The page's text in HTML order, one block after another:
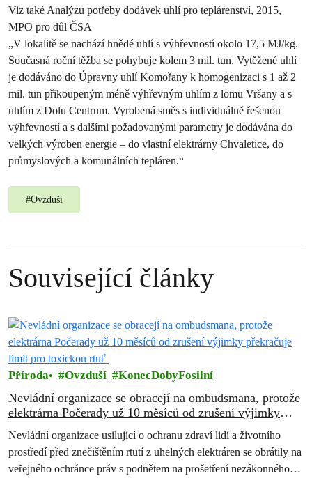
Viz také Analýzu potřeby dodávek uhlí pro teplárenství, 2015,
MPO pro důl ČSA
„V lokalitě se nachází hnědé uhlí s výhřevností okolo 17,5 MJ/kg.
Současná roční těžba se pohybuje kolem 3 mil. tun. Vytěžené uhlí
je dodáváno do Úpravny uhlí Komořany k homogenizaci s 1 až 2
mil. tun přikoupeným méně výhřevným uhlím z lomu Vršany a s
uhlím z Dolu Centrum. Vyrobená směs s individuálně řešenou
výhřevností a s dalšími požadovanými parametry je dodávána do
velkých výroben energie – do vlastní elektrárny Chvaletice, do
průmyslových a komunálních tepláren.“
#Ovzduší
Související články
Příroda Ovzduší KonecDobyFosilní
Nevládní organizace se obracejí na ombudsmana, protože
elektrárna Počerady už 10 měsíců od zrušení výjimky
překračuje limit pro toxickou rtuť
Nevládní organizace usilující o ochranu zdraví lidí a životního
prostředí před znečištěním rtutí z uhelných elektráren se obrátily na
veřejného ochránce práv s podnětem na prošetření nezákonného